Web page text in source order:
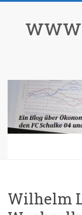
springen
Wilhelm